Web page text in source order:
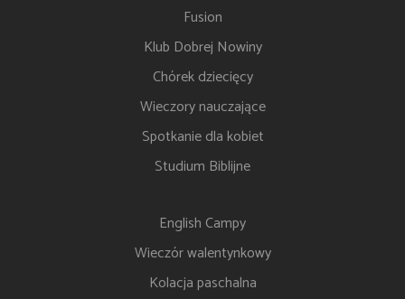
Fusion
Klub Dobrej Nowiny
Chórek dziecięcy
Wieczory nauczające
Spotkanie dla kobiet
Studium Biblijne
English Campy
Wieczór walentynkowy
Kolacja paschalna